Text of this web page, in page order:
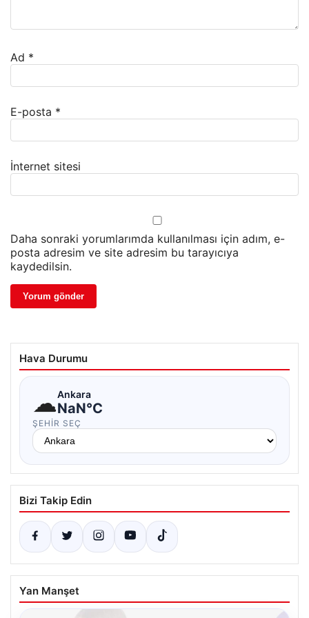
Ad *
E-posta *
İnternet sitesi
Daha sonraki yorumlarımda kullanılması için adım, e-
posta adresim ve site adresim bu tarayıcıya
kaydedilsin.
Hava Durumu
☁Ankara
NaN°C
ŞEHIR SEÇ
Bizi Takip Edin
Yan Manşet